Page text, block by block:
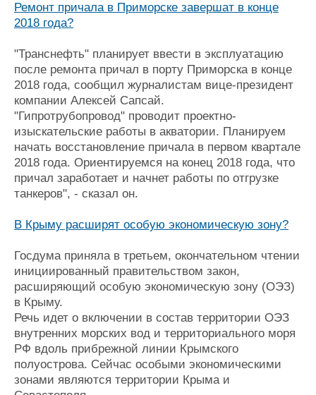
Ремонт причала в Приморске завершат в конце
2018 года?
"Транснефть" планирует ввести в эксплуатацию
после ремонта причал в порту Приморска в конце
2018 года, сообщил журналистам вице-президент
компании Алексей Сапсай.
"Гипротрубопровод" проводит проектно-
изыскательские работы в акватории. Планируем
начать восстановление причала в первом квартале
2018 года. Ориентируемся на конец 2018 года, что
причал заработает и начнет работы по отгрузке
танкеров", - сказал он.
В Крыму расширят особую экономическую зону?
Госдума приняла в третьем, окончательном чтении
инициированный правительством закон,
расширяющий особую экономическую зону (ОЭЗ)
в Крыму.
Речь идет о включении в состав территории ОЭЗ
внутренних морских вод и территориального моря
РФ вдоль прибрежной линии Крымского
полуострова. Сейчас особыми экономическими
зонами являются территории Крыма и